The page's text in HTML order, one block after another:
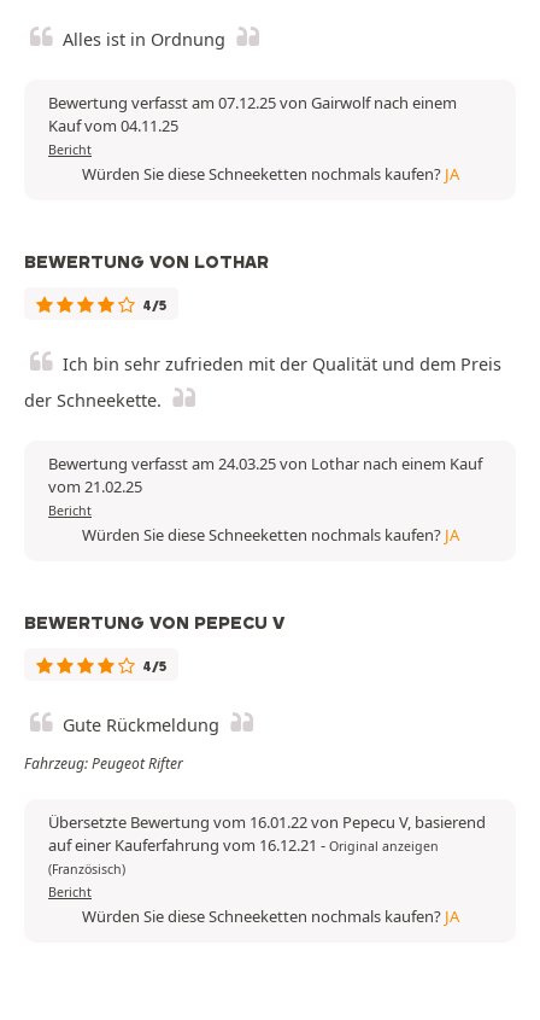
Alles ist in Ordnung
Bewertung verfasst am 07.12.25 von Gairwolf nach einem
Kauf vom 04.11.25
Bericht
Würden Sie diese Schneeketten nochmals kaufen? JA
BEWERTUNG VON LOTHAR
4/5
Ich bin sehr zufrieden mit der Qualität und dem Preis
der Schneekette.
Bewertung verfasst am 24.03.25 von Lothar nach einem Kauf
vom 21.02.25
Bericht
Würden Sie diese Schneeketten nochmals kaufen? JA
BEWERTUNG VON PEPECU V
4/5
Gute Rückmeldung
Fahrzeug: Peugeot Rifter
Übersetzte Bewertung vom 16.01.22 von Pepecu V, basierend
auf einer Kauferfahrung vom 16.12.21 - Original anzeigen
(Französisch)
Bericht
Würden Sie diese Schneeketten nochmals kaufen? JA